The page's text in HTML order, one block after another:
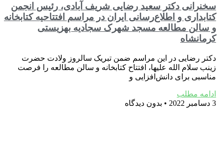
سخنرانی دکتر سعید رضایی شریف آبادی، رئیس انجمن
کتابداری و اطلاع‌رسانی ایران در مراسم افتتاحیه کتابخانه
و سالن مطالعه مسجد شهرک سجادیه بهزیستی
کرمانشاه
دکتر رضایی در این مراسم ضمن تبریک سالروز ولادت حضرت
زینب سلام الله علیها، افتتاح کتابخانه و سالن مطالعه را فرصت
مناسبی برای دانش‌افزایی و
ادامه مطلب
3 دسامبر 2022
بدون دیدگاه